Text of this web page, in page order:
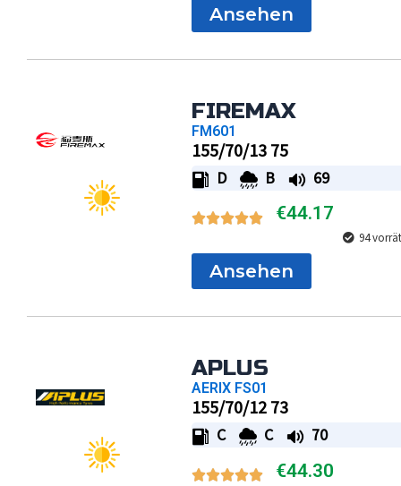
Ansehen
FIREMAX
FM601
155/70/13 75
D B 69
€44.17
94
Ansehen
APLUS
AERIX FS01
155/70/12 73
C C 70
€44.30